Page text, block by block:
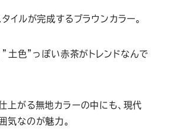
イルが完成するブラウンカラー。
”土色”っぽい赤茶がトレンドなんで
上がる無地カラーの中にも、現代
気なのが魅力。